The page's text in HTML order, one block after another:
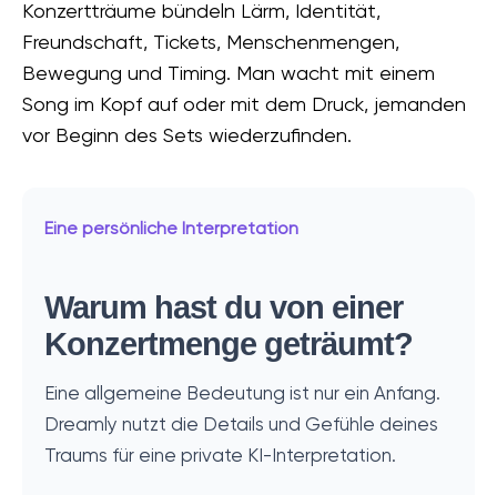
Konzertträume bündeln Lärm, Identität,
Freundschaft, Tickets, Menschenmengen,
Bewegung und Timing. Man wacht mit einem
Song im Kopf auf oder mit dem Druck, jemanden
vor Beginn des Sets wiederzufinden.
Eine persönliche Interpretation
Warum hast du von einer
Konzertmenge geträumt?
Eine allgemeine Bedeutung ist nur ein Anfang.
Dreamly nutzt die Details und Gefühle deines
Traums für eine private KI-Interpretation.